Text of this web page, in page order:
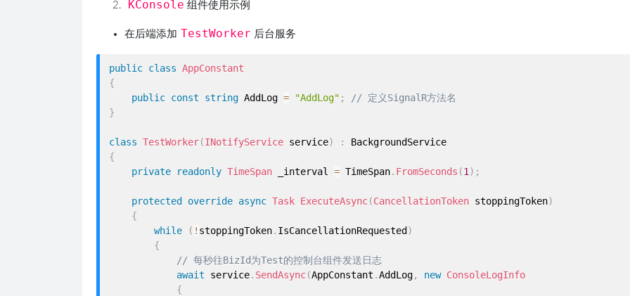
KConsole 组件使用示例
在后端添加 TestWorker 后台服务
public class AppConstant
{
public const string AddLog = "AddLog" ;
// 定义SignalR方法名
}
class TestWorker(INotifyService service) :
BackgroundService
{
private
readonly TimeSpan _interval = TimeSpan. FromSeconds (1 ) ;
protected override async Task ExecuteAsync(CancellationToken stoppingToken)
{
while
( ! stoppingToken. IsCancellationRequested)
{
// 每秒往BizId为Test的控制台组件发送日志
await service. SendAsync(AppConstant .AddLog, new ConsoleLogInfo
{